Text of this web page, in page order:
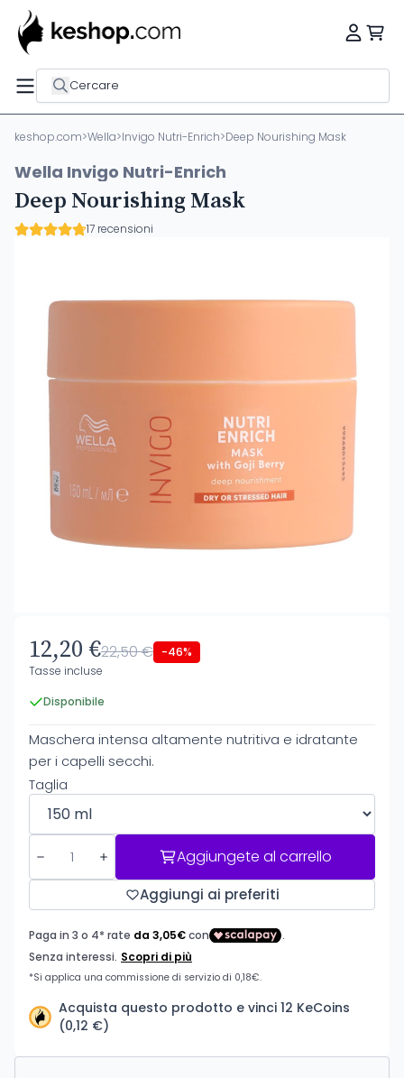
Cercare
keshop.com>Wella>Invigo Nutri-Enrich>Deep Nourishing Mask
Wella Invigo Nutri-Enrich
Deep Nourishing Mask
17 recensioni
12,20 €22,50 € -46%
Tasse incluse
Disponibile
Maschera intensa altamente nutritiva e idratante
per i capelli secchi.
Taglia
Aggiungete al carrello
Aggiungi ai preferiti
Acquista questo prodotto e vinci 12 KeCoins
(0,12 €)